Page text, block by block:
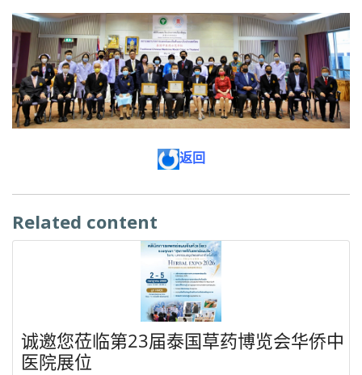
返回
Related content
诚邀您莅临第23届泰国草药博览会华侨中
医院展位